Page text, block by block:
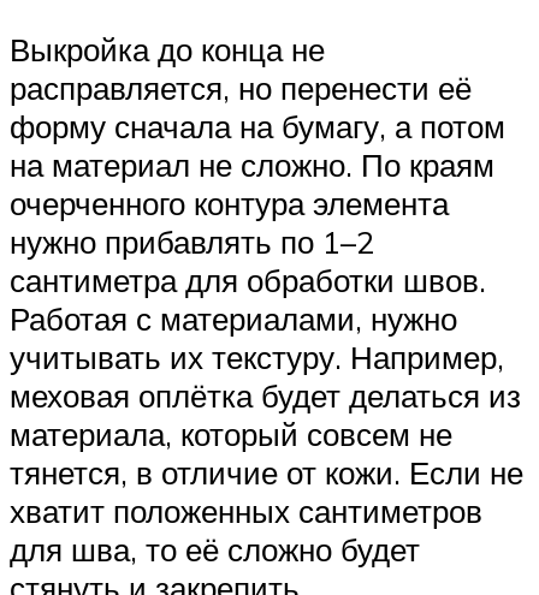
Выкройка до конца не
расправляется, но перенести её
форму сначала на бумагу, а потом
на материал не сложно. По краям
очерченного контура элемента
нужно прибавлять по 1–2
сантиметра для обработки швов.
Работая с материалами, нужно
учитывать их текстуру. Например,
меховая оплётка будет делаться из
материала, который совсем не
тянется, в отличие от кожи. Если не
хватит положенных сантиметров
для шва, то её сложно будет
стянуть и закрепить.